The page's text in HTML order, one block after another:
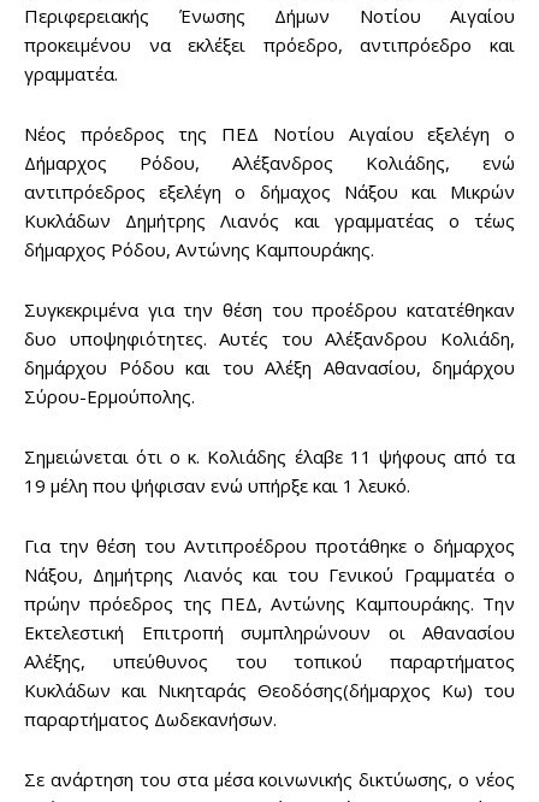
Περιφερειακής Ένωσης Δήμων Νοτίου Αιγαίου
προκειμένου να εκλέξει πρόεδρο, αντιπρόεδρο και
γραμματέα.
Νέος πρόεδρος της ΠΕΔ Νοτίου Αιγαίου εξελέγη ο
Δήμαρχος Ρόδου, Αλέξανδρος Κολιάδης, ενώ
αντιπρόεδρος εξελέγη ο δήμαχος Νάξου και Μικρών
Κυκλάδων Δημήτρης Λιανός και γραμματέας ο τέως
δήμαρχος Ρόδου, Αντώνης Καμπουράκης.
Συγκεκριμένα για την θέση του προέδρου κατατέθηκαν
δυο υποψηφιότητες. Αυτές του Αλέξανδρου Κολιάδη,
δημάρχου Ρόδου και του Αλέξη Αθανασίου, δημάρχου
Σύρου-Ερμούπολης.
Σημειώνεται ότι ο κ. Κολιάδης έλαβε 11 ψήφους από τα
19 μέλη που ψήφισαν ενώ υπήρξε και 1 λευκό.
Για την θέση του Αντιπροέδρου προτάθηκε ο δήμαρχος
Νάξου, Δημήτρης Λιανός και του Γενικού Γραμματέα ο
πρώην πρόεδρος της ΠΕΔ, Αντώνης Καμπουράκης. Την
Εκτελεστική Επιτροπή συμπληρώνουν οι Αθανασίου
Αλέξης, υπεύθυνος του τοπικού παραρτήματος
Κυκλάδων και Νικηταράς Θεοδόσης(δήμαρχος Κω) του
παραρτήματος Δωδεκανήσων.
Σε ανάρτηση του στα μέσα κοινωνικής δικτύωσης, ο νέος